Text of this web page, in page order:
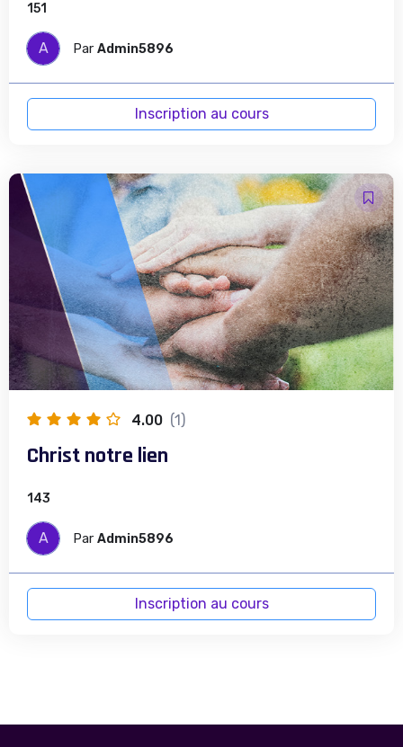
151
A Par Admin5896
Inscription au cours
4.00 (1)
Christ notre lien
143
A Par Admin5896
Inscription au cours